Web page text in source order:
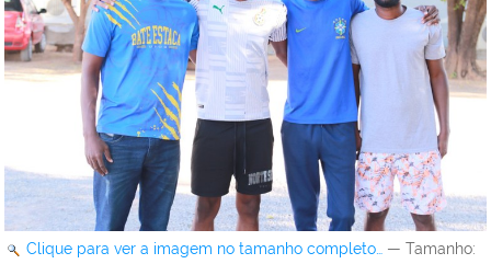
Clique para ver a imagem no tamanho completo… — Tamanho: